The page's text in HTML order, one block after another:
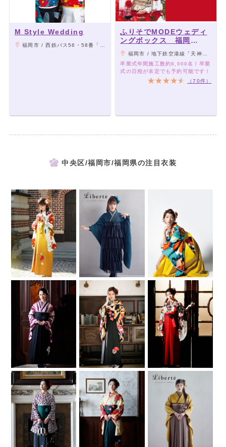
M Style Wedding
福岡市 / 西鉄バス56・58番「動物園前」徒歩1分/地下鉄七隈線「薬院大通」駅 徒歩15分
ふりそでMODEウェディ
ングボックス 福岡
PARCO店
福岡市 / 地下鉄空港線「天神駅」より徒歩1分、西鉄天神大牟田線「西鉄福岡駅」より徒歩5分
卒業式年間施工数約8,000名！卒業
式の日程が未定でも予約可能です！
（70件）
中央区/福岡市/福岡県の注目衣装